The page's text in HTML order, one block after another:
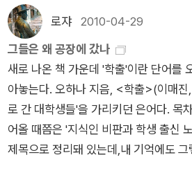
조에 대한 부분은 민주노조를 둘러싼 지
비판하는 방향과는 틀어져 있었다. 바로
노조가 하나의 모델이자 행위자처럼 등
마도 이러한 텍스트의 모순은 내가 은연
강박증’과 내밀하게 연관되어 있었던
나는 김익경의 반론을 받아들여서, 개
의 균열 부분에서 YH 노조 부분을 삭제
동자 사이의 균열을 다루었던 초판(8장)
국 노동운동 역사의 큰 축이었습니다. <
한 영화로 볼 수 있어요. 하지만 그동안 ‘
린 여공들은 ‘공순이’라고 불렸습니다.
순이’ 소리를 들으면서 아침부터 밤 10
를 배웠어요. 너무 가까워도 안 되고 너
가까우면 신변잡기식 글이 되고, 너무 멀
든요.” 그가 열정적으로 쏟아낸 많은 말들 가운데 가장 크게 공
감이 갔던 부분은 인문학의 목적이 민주
이었다. 현재 인문학은 취업을 위한 스
마인드 개선을 위한 도구로 전락해버렸
에 인간의 얼굴을 덧씌우기 위한 것이
인간을 자유롭게 하고 각자가 자신의 삶
하여 드러나지 못했다. 이 영화에서도 노
가 나오는데 주로 남성노동자들과의 관
다. 더군다나 부산은 해방이후 임해공업
산업의 메카이며 여전히 신발산업의 메
러나 신발산업의 메카가 될 수 있었던
는 관은 물론이고 시민 또한 전혀 관심
런 점에서 부산의 현재를 이해할 수 있
장 여공들의 이야기를 그녀들의 목소리
로쟈2010-04-29
그들은 왜 공장에 갔나
새로 나온 책 가운데 '학출'이란 단어를
아놓는다. 오하나 지음, <학출>(이매
로 간 대학생들'을 가리키던 은어다. 목
어올 때쯤은 '지식인 비판과 학생 출신
제목으로 정리돼 있는데,내 기억에도 그